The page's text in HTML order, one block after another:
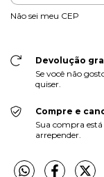
Não sei meu CEP
Devolução
Se você não
quiser.
Compre e
Sua compra
arrepender.